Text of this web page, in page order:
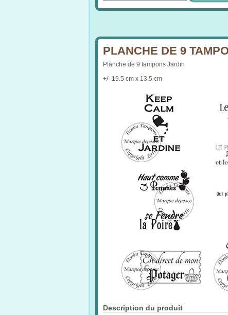
PLANCHE DE 9
Planche de 9 tampons Jardin
+/- 19.5 cm x 13.5 cm
Description du produit